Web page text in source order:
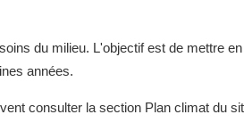
du milieu. L'objectif est de mettre
années.
consulter la section Plan climat du